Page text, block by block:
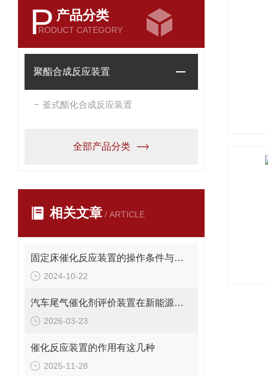
P 产品分类
RODUCT CATEGORY
聚酯合成反应装置
釜式酯化合成反应装置
全部产品分类
相关文章 / ARTICLE
固定床催化反应装置的操作条件与影响因素
2024-10-22
汽车尾气催化剂评价装置在新能源车环保测试中的应用
2026-03-23
催化反应装置的作用有这几种
2025-11-28